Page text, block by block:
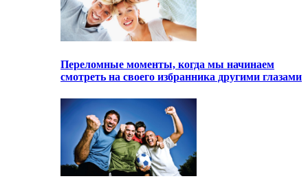
Переломные моменты, когда мы начинаем
смотреть на своего избранника другими глазами